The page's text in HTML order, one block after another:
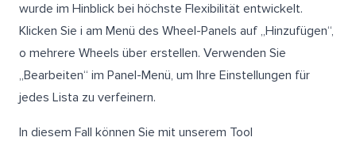
wurde im Hinblick bei höchste Flexibilität entwickelt.
Klicken Sie i am Menü des Wheel-Panels auf „Hinzufügen“,
o mehrere Wheels über erstellen. Verwenden Sie
„Bearbeiten“ im Panel-Menü, um Ihre Einstellungen für
jedes Lista zu verfeinern.
In diesem Fall können Sie mit unserem Tool